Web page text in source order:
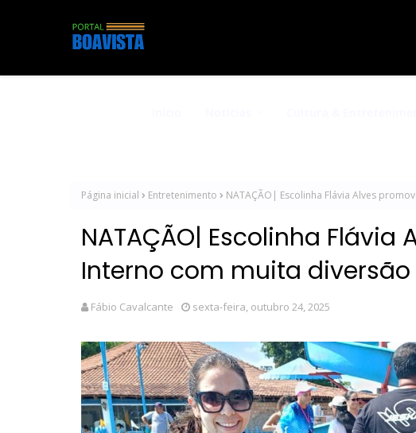
Página inicial Entretenimento NATAÇÃO| Escolinha Flávia Alves
NATAÇÃO| Escolinha Flávia
Interno com muita diversão
Fábio Cavalcante sexta-feira, outubro 24, 2025